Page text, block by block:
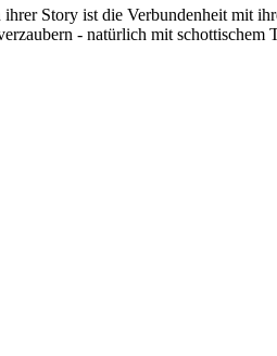
ihrer Story ist die Verbundenheit mit
- natürlich mit